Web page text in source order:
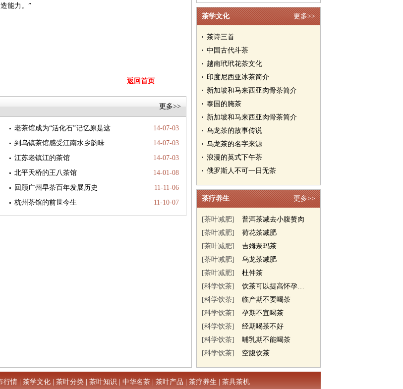
能力。”
返回首页
更多>>
14-07-03
老茶馆成为“活化石”记忆原是这
14-07-03
到乌镇茶馆感受江南水乡韵味
14-07-03
江苏老镇江的茶馆
14-01-08
北平天桥的王八茶馆
11-11-06
回顾广州早茶百年发展历史
11-10-07
杭州茶馆的前世今生
更多>>
茶学文化
茶诗三首
中国古代斗茶
越南玳玳花茶文化
印度尼西亚冰茶简介
新加坡和马来西亚肉骨茶简介
泰国的腌茶
新加坡和马来西亚肉骨茶简介
乌龙茶的故事传说
乌龙茶的名字来源
浪漫的英式下午茶
俄罗斯人不可一日无茶
更多>>
茶疗养生
[茶叶减肥]
普洱茶减去小腹赘肉
[茶叶减肥]
荷花茶减肥
[茶叶减肥]
吉姆奈玛茶
[茶叶减肥]
乌龙茶减肥
[茶叶减肥]
杜仲茶
[科学饮茶]
饮茶可以提高怀孕几率
[科学饮茶]
临产期不要喝茶
[科学饮茶]
孕期不宜喝茶
[科学饮茶]
经期喝茶不好
[科学饮茶]
哺乳期不能喝茶
[科学饮茶]
空腹饮茶
行情 茶学文化 茶叶分类 茶叶知识 中华名茶 茶叶产品 茶疗养生 茶具茶机